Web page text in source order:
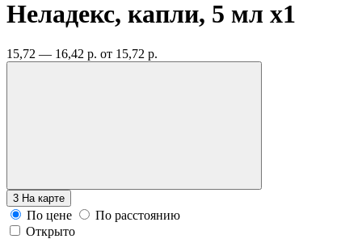
Неладекс, капли, 5 мл x1
15,72 — 16,42 р. от 15,72 р.
3 На карте
По цене
По расстоянию
Открыто